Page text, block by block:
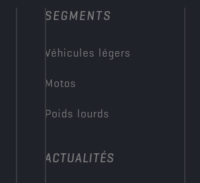
SEGMENTS
Véhicules légers
Motos
Poids lourds
ACTUALITÉS